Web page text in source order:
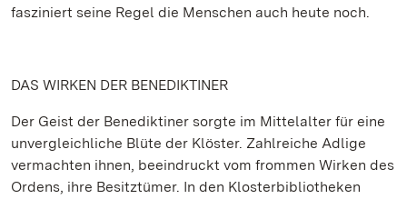
fasziniert seine Regel die Menschen auch heute noch.
DAS WIRKEN DER BENEDIKTINER
Der Geist der Benediktiner sorgte im Mittelalter für eine
unvergleichliche Blüte der Klöster. Zahlreiche Adlige
vermachten ihnen, beeindruckt vom frommen Wirken des
Ordens, ihre Besitztümer. In den Klosterbibliotheken